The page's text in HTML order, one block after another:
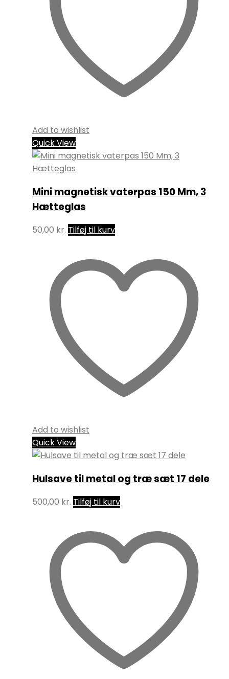
Add to wishlist
Quick View
Mini magnetisk vaterpas 150 Mm, 3
Hætteglas
50,00 kr. Tilføj til kurv
Add to wishlist
Quick View
Hulsave til metal og træ sæt 17 dele
500,00 kr. Tilføj til kurv